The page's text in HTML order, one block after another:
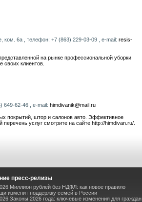
ком. 6а , телефон: +7 (863) 229-03-09 , e-mail: resis-
на рынке профессиональной уборки
своих клиентов.
649-62-46 , e-mail: himdivanik@mail.ru
покрытий, штор и салонов авто. Эффективное
услуг смотрите на сайте http://himdivan.ru/.
пресс-релизы
Миллион рублей без НДФЛ: как новое правило
изменит поддержку семей в России
Законы 2026 года: ключевые изменения для граждан